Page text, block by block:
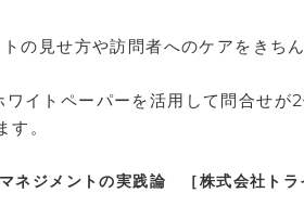
の見せ方や訪問者へのケアをきち
イトペーパーを活用して問合せが2
。
ジメントの実践論 ［株式会社トラ